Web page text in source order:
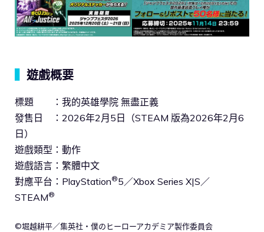
遊戲概要
標題 ：我的英雄學院 無盡正義
發售日 ：2026年2月5日（STEAM 版為2026年2月6
日）
遊戲類型：動作
遊戲語言：繁體中文
對應平台：PlayStation®5／Xbox Series X|S／
STEAM®
©堀越耕平／集英社・僕のヒーローアカデミア製作委員会